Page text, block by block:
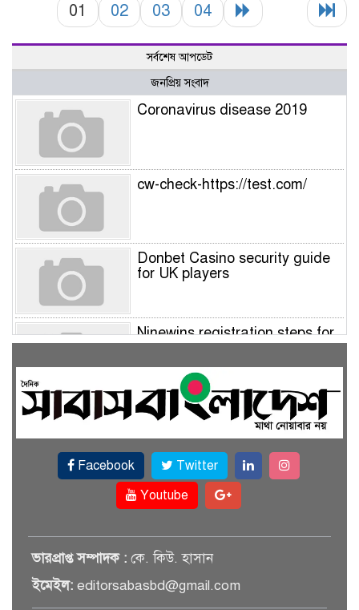
01 02 03 04
সর্বশেষ আপডেট
জনপ্রিয় সংবাদ
Coronavirus disease 2019
cw-check-https://test.com/
Donbet Casino security guide
for UK players
Ninewins registration steps for
UK players – Quick sign‑up
guide
Nine Wins Casino account
verification guide for UK
players
NineWin login account
verification guide for UK
players
Ninewin login steps and
methods for UK players
Facebook
Twitter
Youtube
ভারপ্রাপ্ত সম্পাদক : কে. কিউ. হাসান
ইমেইল: editorsabasbd@gmail.com